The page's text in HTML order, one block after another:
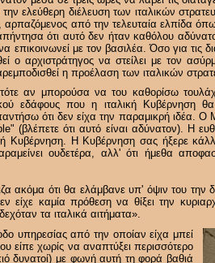
την ελεύθερη διέλευση των ιταλικών
από την τελευταία ελπίδα
ότι αυτό δεν ήταν καθόλου
επικοινωνεί με τον βασιλέα. Όσο για τις
ο αρχιστράτηγος να στείλει με τον
η προέλαση των ιταλικών
αν μπορούσα να του καθορίσω
εδάφους που η ιταλική Κυβέρνηση
ότι δεν είχα την παραμικρή ιδέα.
(βλέπετε ότι αυτό είναι αδύνατον). Η
Κυβέρνηση. Η Κυβέρνηση σας ήξερε
ουδετέρα, αλλ' ότι ήμεθα
υπηρεσίας από την οποίαν είχα μπεί
είπε χωρίς να αναπτύξει περισσότερο
δυνατοί) με φωνή αυτή τη φορά βαθιά
ακόμα ότι θα ελάμβανε υπ' όψιν του την
είχε καμία πρόθεση να θίξει την
τα ιταλικά αιτήματα».